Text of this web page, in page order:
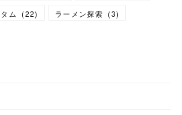
ム
(22) ラーメン探索 (3)